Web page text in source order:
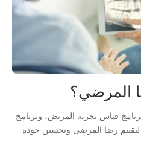
المرضي؟
قياس تجربة المريض، وبرنامج
رضا المرضى وتحسين جودة